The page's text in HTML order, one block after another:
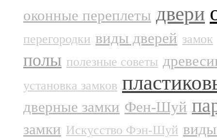
оконные переплеты двери
перегородки виды дверей замок
полы полезные советы
установка замков
дверные замки Фен-Шуй
замки Искусство Фэн-Шуй